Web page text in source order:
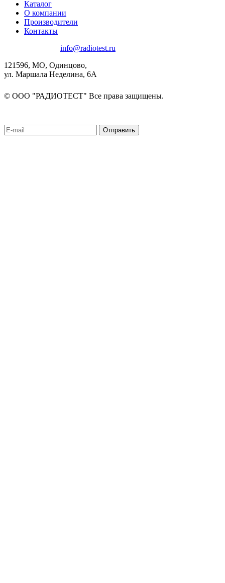
Каталог
О компании
Производители
Контакты
info@radiotest.ru
121596, МО, Одинцово,
ул. Маршала Неделина, 6А
© ООО "РАДИОТЕСТ" Все права защищены.